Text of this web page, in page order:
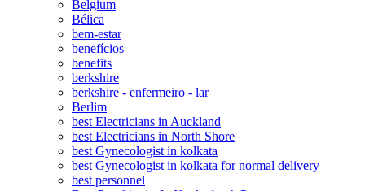
Belgium
Bélica
bem-estar
benefícios
benefits
berkshire
berkshire - enfermeiro - lar
Berlim
best Electricians in Auckland
best Electricians in North Shore
best Gynecologist in kolkata
best Gynecologist in kolkata for normal delivery
best personnel